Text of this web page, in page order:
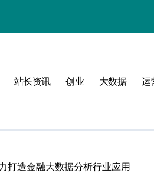
代
站长资讯 创业 大数据 运
打造金融大数据分析行业应用